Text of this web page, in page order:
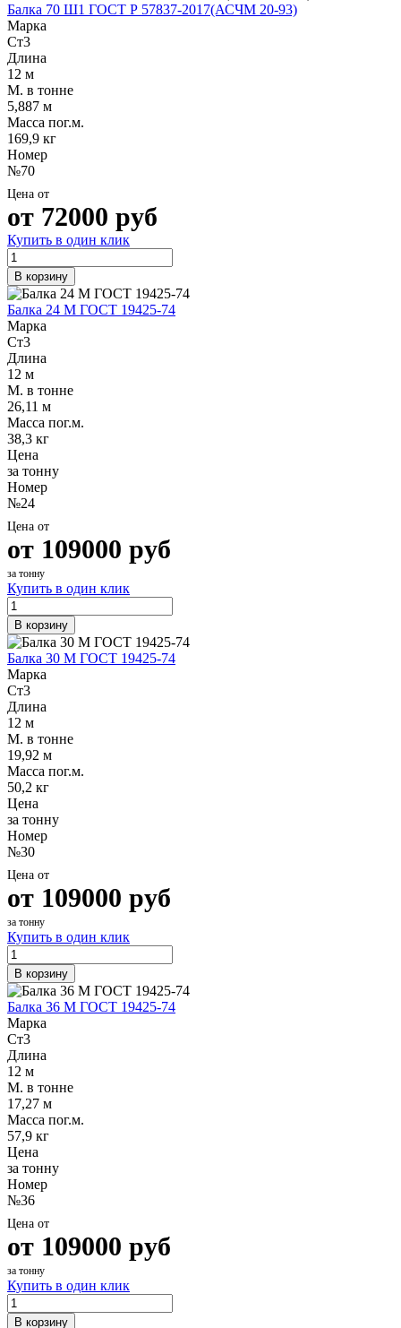
Балка 70 Ш1 ГОСТ Р 57837-2017(АСЧМ 20-93)
Марка
Ст3
Длина
12 м
М. в тонне
5,887 м
Масса пог.м.
169,9 кг
Номер
№70
Цена от
от 72000 руб
Купить в один клик
В корзину
Балка 24 М ГОСТ 19425-74
Марка
Ст3
Длина
12 м
М. в тонне
26,11 м
Масса пог.м.
38,3 кг
Цена
за тонну
Номер
№24
Цена от
от 109000 руб
за тонну
Купить в один клик
В корзину
Балка 30 М ГОСТ 19425-74
Марка
Ст3
Длина
12 м
М. в тонне
19,92 м
Масса пог.м.
50,2 кг
Цена
за тонну
Номер
№30
Цена от
от 109000 руб
за тонну
Купить в один клик
В корзину
Балка 36 М ГОСТ 19425-74
Марка
Ст3
Длина
12 м
М. в тонне
17,27 м
Масса пог.м.
57,9 кг
Цена
за тонну
Номер
№36
Цена от
от 109000 руб
за тонну
Купить в один клик
В корзину